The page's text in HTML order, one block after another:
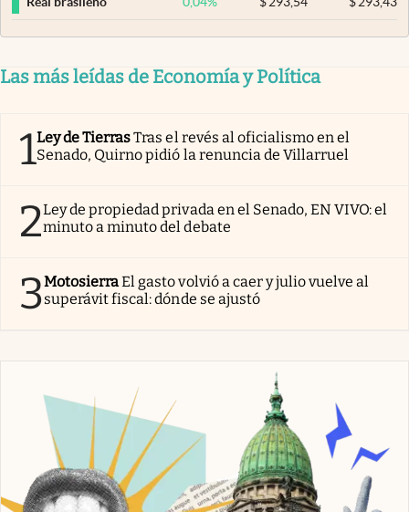
Las más leídas de Economía y Política
1Ley de TierrasTras el revés al oficialismo en el
Senado, Quirno pidió la renuncia de Villarruel
2Ley de propiedad privada en el Senado, EN VIVO: el
minuto a minuto del debate
3MotosierraEl gasto volvió a caer y julio vuelve al
superávit fiscal: dónde se ajustó